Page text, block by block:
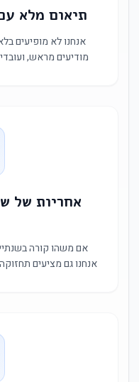
תיאום מלא
אנחנו לא מופיעים
מודיעים מראש,
אחריות של
אם משהו קורה
אנחנו גם מציעים